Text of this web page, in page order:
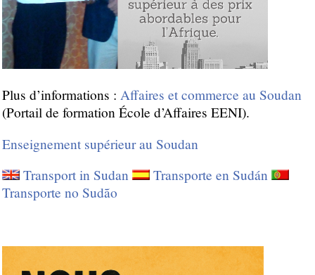
Plus d’informations : Affaires et commerce au Soudan
(Portail de formation École d’Affaires EENI).
Enseignement supérieur au Soudan
Transport in Sudan
Transporte en Sudán
Transporte no Sudão